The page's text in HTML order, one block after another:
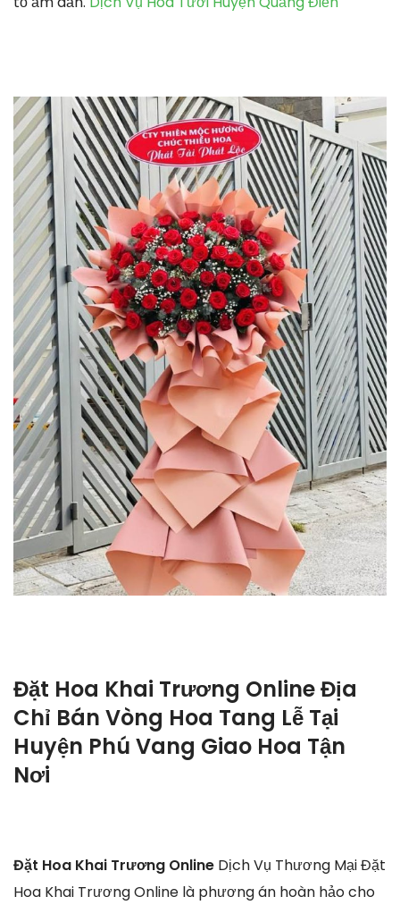
Đặt Hoa Khai Trương Online Địa
Chỉ Bán Vòng Hoa Tang Lễ Tại
Huyện Phú Vang Giao Hoa Tận
Nơi
Đặt Hoa Khai Trương Online Dịch Vụ Thương Mại Đặt
Hoa Khai Trương Online là phương án hoàn hảo cho